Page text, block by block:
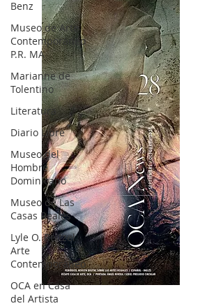
Benz
Museo de Arte
Contemporáneo
P.R. MA
Marianne de
Tolentino
Literatura
Diario Libre
Museo del
Hombre
Dominicano
Museo de Las
Casas Reales
Lyle O. Reitzel
Arte
Contemporáneo
OCA en Casa
del Artista
OCA|News 28 / Julio-Agosto-Septiembre, 2023